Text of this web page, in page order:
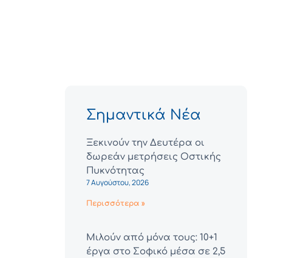
Σημαντικά Νέα
Ξεκινούν την Δευτέρα οι
δωρεάν μετρήσεις Οστικής
Πυκνότητας
7 Αυγούστου, 2026
Περισσότερα »
Μιλούν από μόνα τους: 10+1
έργα στο Σοφικό μέσα σε 2,5